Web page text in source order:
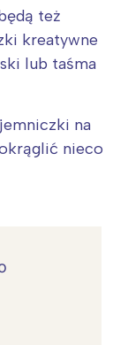
też
kreatywne
lub taśma
na
nieco